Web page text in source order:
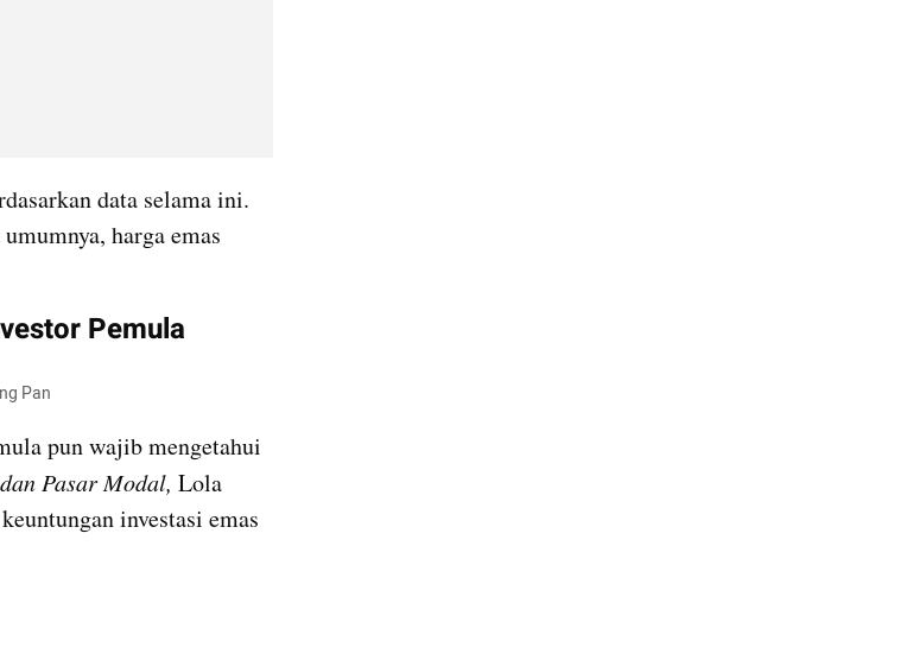
data selama ini.
harga emas
Pemula
Pan
pun wajib mengetahui
Pasar Modal, Lola
investasi emas